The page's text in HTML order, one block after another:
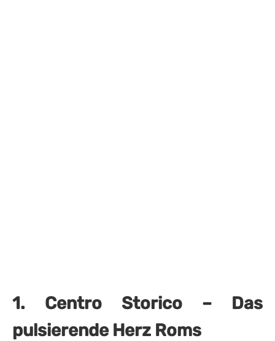
1. Centro Storico – Das
pulsierende Herz Roms